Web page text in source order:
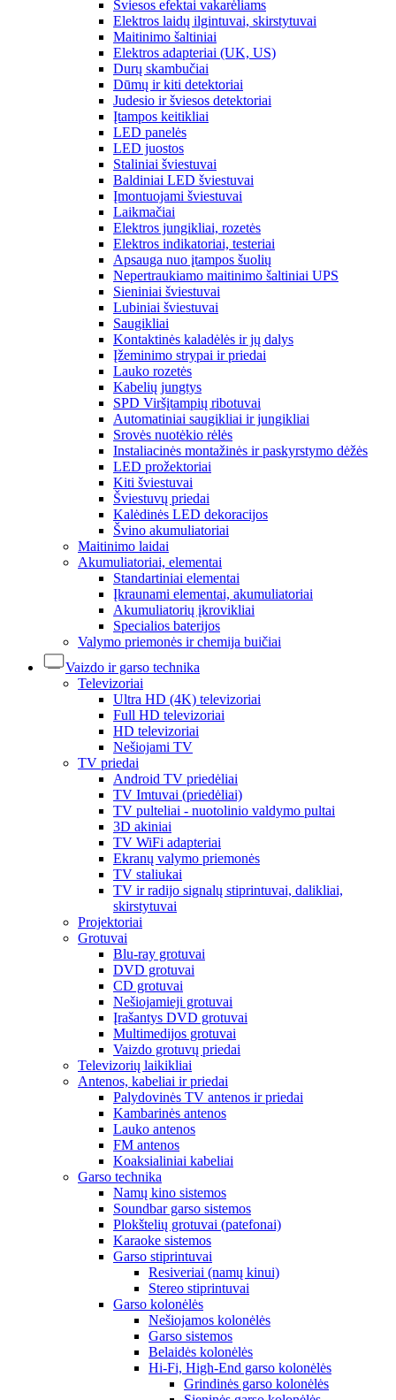
Šviesos efektai vakarėliams
Elektros laidų ilgintuvai, skirstytuvai
Maitinimo šaltiniai
Elektros adapteriai (UK, US)
Durų skambučiai
Dūmų ir kiti detektoriai
Judesio ir šviesos detektoriai
Įtampos keitikliai
LED panelės
LED juostos
Staliniai šviestuvai
Baldiniai LED šviestuvai
Įmontuojami šviestuvai
Laikmačiai
Elektros jungikliai, rozetės
Elektros indikatoriai, testeriai
Apsauga nuo įtampos šuolių
Nepertraukiamo maitinimo šaltiniai UPS
Sieniniai šviestuvai
Lubiniai šviestuvai
Saugikliai
Kontaktinės kaladėlės ir jų dalys
Įžeminimo strypai ir priedai
Lauko rozetės
Kabelių jungtys
SPD Viršįtampių ribotuvai
Automatiniai saugikliai ir jungikliai
Srovės nuotėkio rėlės
Instaliacinės montažinės ir paskyrstymo dėžės
LED prožektoriai
Kiti šviestuvai
Šviestuvų priedai
Kalėdinės LED dekoracijos
Švino akumuliatoriai
Maitinimo laidai
Akumuliatoriai, elementai
Standartiniai elementai
Įkraunami elementai, akumuliatoriai
Akumuliatorių įkrovikliai
Specialios baterijos
Valymo priemonės ir chemija buičiai
Vaizdo ir garso technika
Televizoriai
Ultra HD (4K) televizoriai
Full HD televizoriai
HD televizoriai
Nešiojami TV
TV priedai
Android TV priedėliai
TV Imtuvai (priedėliai)
TV pulteliai - nuotolinio valdymo pultai
3D akiniai
TV WiFi adapteriai
Ekranų valymo priemonės
TV staliukai
TV ir radijo signalų stiprintuvai, dalikliai,
skirstytuvai
Projektoriai
Grotuvai
Blu-ray grotuvai
DVD grotuvai
CD grotuvai
Nešiojamieji grotuvai
Įrašantys DVD grotuvai
Multimedijos grotuvai
Vaizdo grotuvų priedai
Televizorių laikikliai
Antenos, kabeliai ir priedai
Palydovinės TV antenos ir priedai
Kambarinės antenos
Lauko antenos
FM antenos
Koaksialiniai kabeliai
Garso technika
Namų kino sistemos
Soundbar garso sistemos
Plokštelių grotuvai (patefonai)
Karaoke sistemos
Garso stiprintuvai
Resiveriai (namų kinui)
Stereo stiprintuvai
Garso kolonėlės
Nešiojamos kolonėlės
Garso sistemos
Belaidės kolonėlės
Hi-Fi, High-End garso kolonėlės
Grindinės garso kolonėlės